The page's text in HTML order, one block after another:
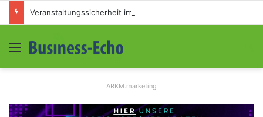
Menü
ARKM.marketing